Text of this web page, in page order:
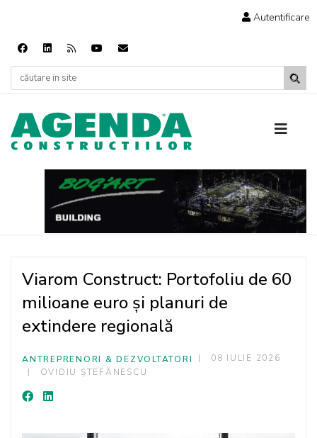
Autentificare
Viarom Construct: Portofoliu de 60
milioane euro și planuri de
extindere regională
ANTREPRENORI & DEZVOLTATORI
08 IULIE 2026
OVIDIU ȘTEFĂNESCU